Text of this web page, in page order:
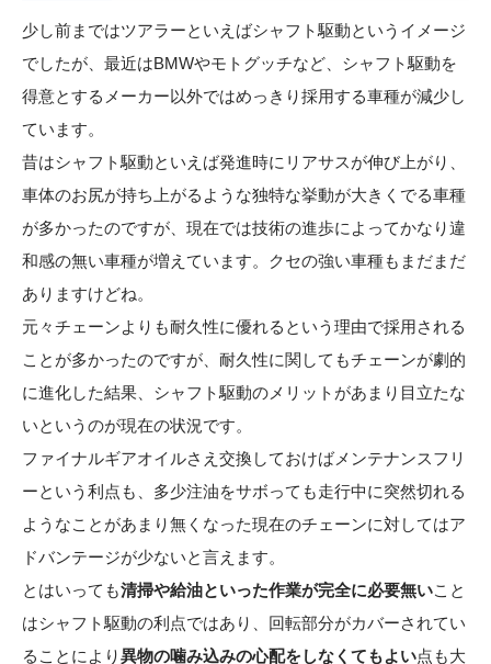
少し前まではツアラーといえばシャフト駆動というイメージ
でしたが、最近はBMWやモトグッチなど、シャフト駆動を
得意とするメーカー以外ではめっきり採用する車種が減少し
ています。
昔はシャフト駆動といえば発進時にリアサスが伸び上がり、
車体のお尻が持ち上がるような独特な挙動が大きくでる車種
が多かったのですが、現在では技術の進歩によってかなり違
和感の無い車種が増えています。クセの強い車種もまだまだ
ありますけどね。
元々チェーンよりも耐久性に優れるという理由で採用される
ことが多かったのですが、耐久性に関してもチェーンが劇的
に進化した結果、シャフト駆動のメリットがあまり目立たな
いというのが現在の状況です。
ファイナルギアオイルさえ交換しておけばメンテナンスフリ
ーという利点も、多少注油をサボっても走行中に突然切れる
ようなことがあまり無くなった現在のチェーンに対してはア
ドバンテージが少ないと言えます。
とはいっても清掃や給油といった作業が完全に必要無いこと
はシャフト駆動の利点ではあり、回転部分がカバーされてい
ることにより異物の噛み込みの心配をしなくてもよい点も大